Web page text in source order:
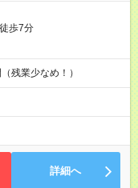
歩7分
残業少なめ！）
詳細へ